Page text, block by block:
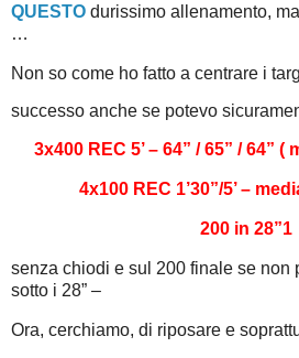
QUESTO durissimo allenamento,
…
Non so come ho fatto a centrare i
successo anche se potevo
3x400 REC 5’ – 64” / 65” / 64” (
4x100 REC 1’30”/5’ –
200 in 28”1
senza chiodi e sul 200 finale se non
sotto i 28” –
Ora, cerchiamo, di riposare e